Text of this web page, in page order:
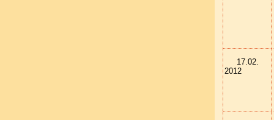
17.02.
2012